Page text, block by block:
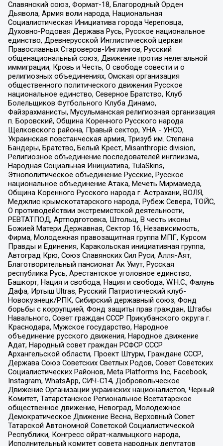
Славянский союз, Формат-18, Благородный Орден
Дьявола, Армия воли народа, Национальная
Социалистическая Инициатива города Череповца,
Духовно-Родовая Держава Русь, Русское национальное
единство, Древнерусской Инглистической церкви
Православных Староверов-Инглингов, Русский
общенациональный союз, Движение против нелегальной
иммиграции, Кровь и Честь, О свободе совести и о
религиозных объединениях, Омская организация
общественного политического движения Русское
национальное единство, Северное Братство, Клуб
Болельщиков Футбольного Клуба Динамо,
Файзрахманисты, Мусульманская религиозная организация
п. Боровский, Община Коренного Русского народа
Щелковского района, Правый сектор, УНА - УНСО,
Украинская повстанческая армия, Тризуб им. Степана
Бандеры, Братство, Белый Крест, Misanthropic division,
Религиозное объединение последователей инглиизма,
Народная Социальная Инициатива, TulaSkins,
Этнополитическое объединение Русские, Русское
национальное объединение Атака, Мечеть Мирмамеда,
Община Коренного Русского народа г. Астрахани, ВОЛЯ,
Меджлис крымскотатарского народа, Рубеж Севера, ТОЙС,
О противодействии экстремистской деятельности,
РЕВТАТПОД, Артподготовка, Штольц, В честь иконы
Божией Матери Державная, Сектор 16, Независимость,
Фирма, Молодежная правозащитная группа МПГ, Курсом
Правды и Единения, Каракольская инициативная группа,
Автоград Крю, Союз Славянских Сил Руси, Алля-Аят,
Благотворительный пансионат Ак Умут, Русская
республика Русь, Арестантское уголовное единство,
Башкорт, Нация и свобода, Нация и свобода, W.H.С., Фалунь
Дафа, Иртыш Ultras, Русский Патриотический клуб-
Новокузнецк/РПК, Сибирский державный союз, Фонд
борьбы с коррупцией, Фонд защиты прав граждан, Штабы
Навального, Совет граждан СССР Прикубанского округа г.
Краснодара, Мужское государство, Народное
объединение русского движения, Народное движение
Адат, Народный совет граждан РСФСР СССР
Архангельской области, Проект Штурм, Граждане СССР,
Держава Союз Советских Светлых Родов, Совет Советских
Социалистических Районов, Meta Platforms Inc, Facebook,
Instagram, WhatsApp, СИЧ-С14, Добровольческое
Движение Организации украинских националистов, Черный
Комитет, Татарстанское Региональное Всетатарское
общественное движение, Невоград, Молодежное
Демократическое Движение Весна, Верховный Совет
Татарской Автономной Советской Социалистической
Республики, Конгресс ойрат-калмыцкого народа,
Исполнительный комитет совета народных депутатов